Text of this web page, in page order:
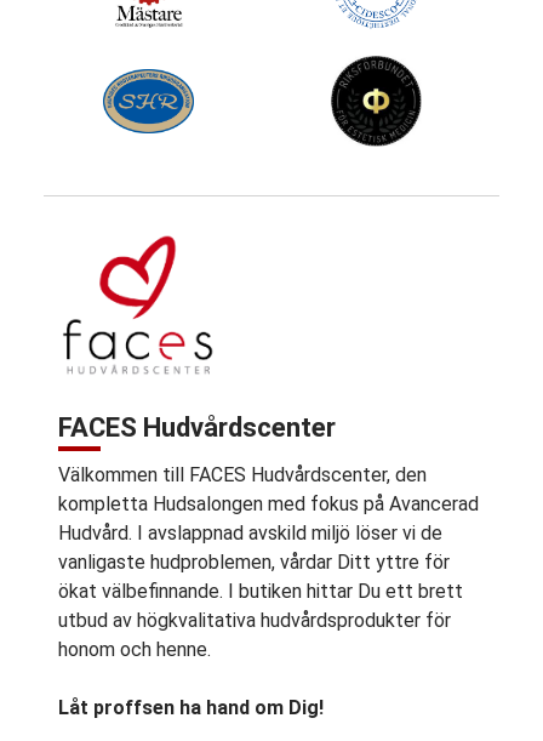
FACES Hudvårdscenter
Välkommen till FACES Hudvårdscenter, den
kompletta Hudsalongen med fokus på Avancerad
Hudvård. I avslappnad avskild miljö löser vi de
vanligaste hudproblemen, vårdar Ditt yttre för
ökat välbefinnande. I butiken hittar Du ett brett
utbud av högkvalitativa hudvårdsprodukter för
honom och henne.
Låt proffsen ha hand om Dig!